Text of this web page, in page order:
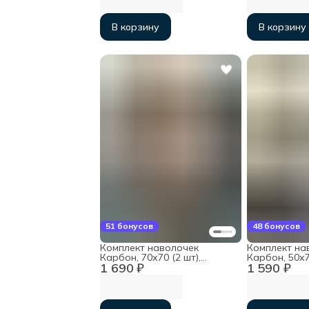
В корзину В корзину
51 бонусов
1 690 ₽
Комплект наволочек
Карбон, 70х70 (2 шт),
хлопок
48 бонусов
1 590 ₽
Комплект
Карбон,
хлопок